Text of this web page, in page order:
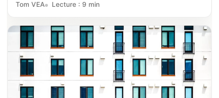
Tom VEA Lecture : 9 min